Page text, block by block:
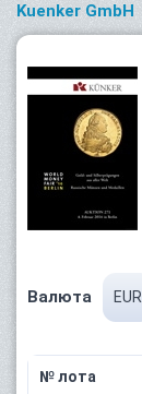
Kuenker GmbH
Валюта EUR
№ лота